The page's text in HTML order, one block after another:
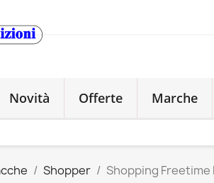
Novità Offerte Marche
Shopper Shopping